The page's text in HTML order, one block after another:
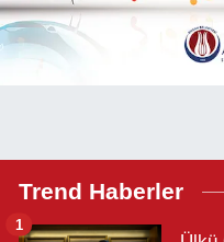
Trend Haberler
1